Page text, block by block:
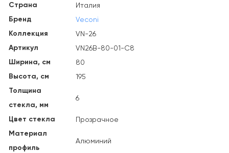
Страна Италия
Бренд Veconi
Коллекция VN-26
Артикул VN26B-80-01-C8
Ширина, см 80
Высота, см 195
Толщина
стекла, мм
6
Цвет стекла Прозрачное
Материал
профиль
Алюминий